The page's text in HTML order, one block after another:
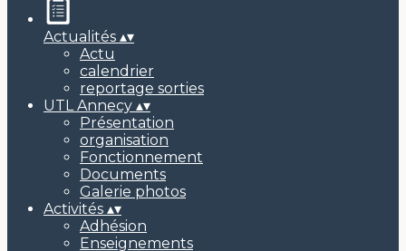
Actualités ▴▾
Actu
calendrier
reportage sorties
UTL Annecy ▴▾
Présentation
organisation
Fonctionnement
Documents
Galerie photos
Activités ▴▾
Adhésion
Enseignements